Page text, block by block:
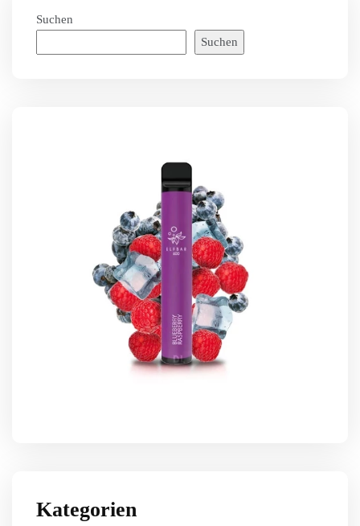
Suchen
Suchen
Kategorien